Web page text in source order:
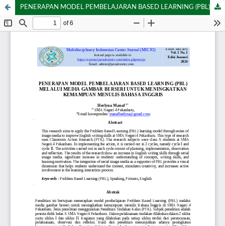
PENERAPAN MODEL PEMBELAJARAN BASED LEARNING (PBL) MELALUI MEDIA GAMBAR BERSERI UNTUK MENINGKATKAN KEMAMPUAN MENULIS BAHASA INGGRIS